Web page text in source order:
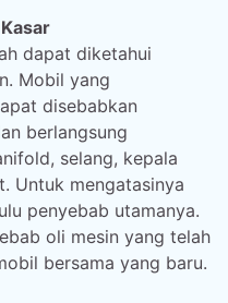
dapat diketahui
Mobil yang
disebabkan
berlangsung
selang, kepala
Untuk mengatasinya
penyebab utamanya.
oli mesin yang telah
bersama yang baru.